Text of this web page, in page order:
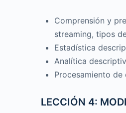
Comprensión y
streaming, tipos
Estadística
Analítica
Procesamiento
LECCIÓN 4: